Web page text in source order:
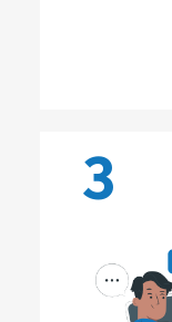
3